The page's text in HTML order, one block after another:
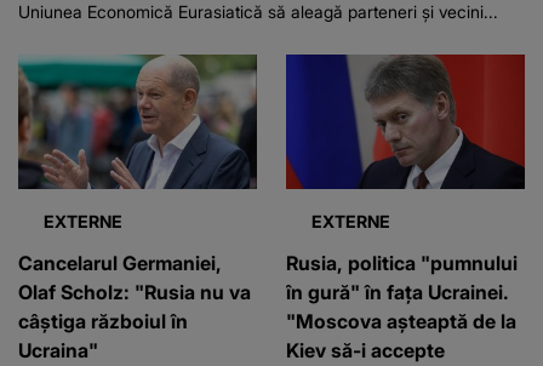
Uniunea Economică Eurasiatică să aleagă parteneri și vecini...
EXTERNE
Cancelarul Germaniei,
Olaf Scholz: "Rusia nu va
câştiga războiul în
Ucraina"
EXTERNE
Rusia, politica "pumnului
în gură" în fața Ucrainei.
"Moscova aşteaptă de la
Kiev să-i accepte